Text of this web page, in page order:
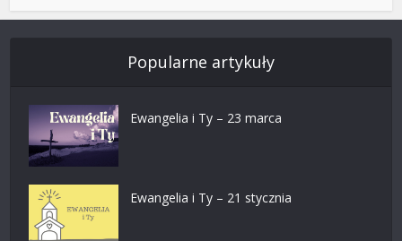
Popularne artykuły
Ewangelia i Ty – 23 marca
Ewangelia i Ty – 21 stycznia